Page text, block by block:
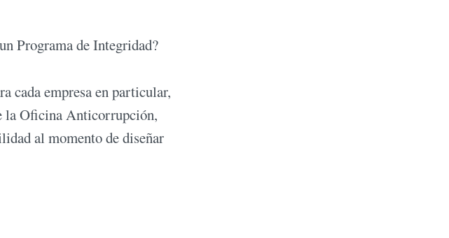
Programa de Integridad?
cada empresa en particular,
la Oficina Anticorrupción,
al momento de diseñar